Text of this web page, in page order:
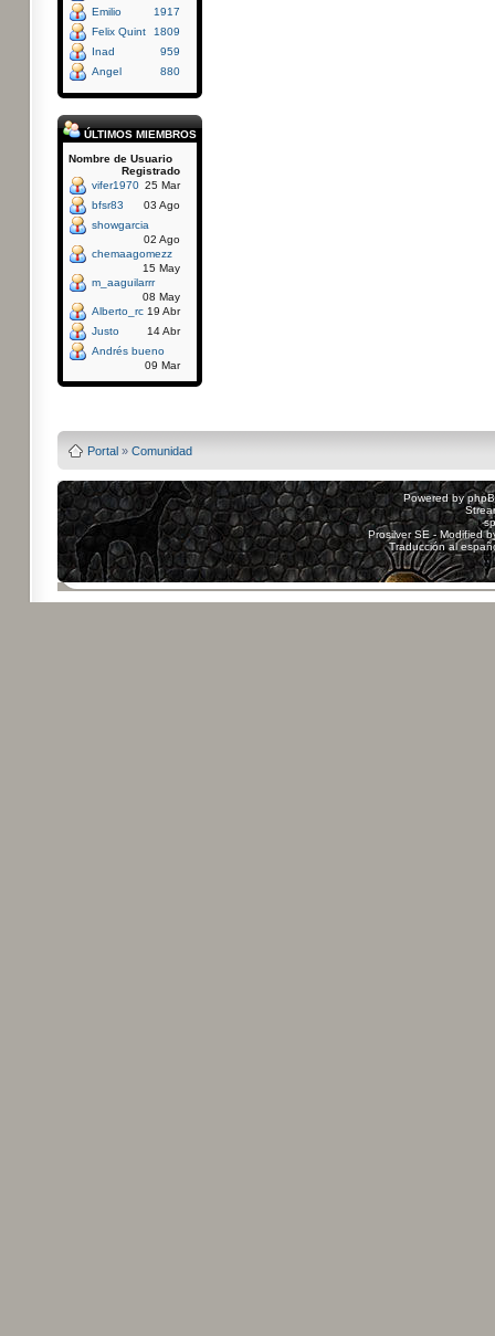
Emilio
1917
Felix Quint
1809
Inad
959
Angel
880
ÚLTIMOS MIEMBROS
Nombre de Usuario
Registrado
vifer1970 25 Mar
bfsr83
03 Ago
showgarcia
02 Ago
chemaagomezz
15 May
m_aaguilarrr
08 May
Alberto_rc 19 Abr
Justo
14 Abr
Andrés bueno
09 Mar
Portal» Comunidad
Powered by
Prosilver SE - Modified
Traducción al